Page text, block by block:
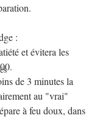
:
et évitera les
de 3 minutes la
au "vrai"
à feu doux, dans